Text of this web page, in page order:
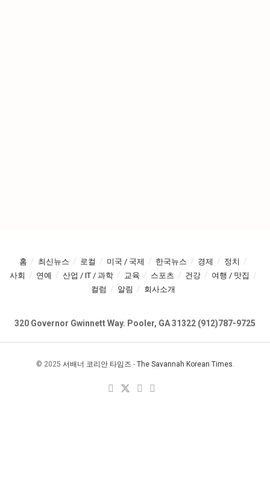
홈 최신뉴스 로컬 미국 / 국제 한국뉴스 경제
정치
사회
연예 산업 / IT / 과학 교육 스포츠 건강
여행 / 맛집
컬럼
알림 회사소개
320 Governor Gwinnett Way. Pooler, GA 31322 (912)787-9725
© 2025 서배너 코리안 타임즈 - The Savannah Korean Times.